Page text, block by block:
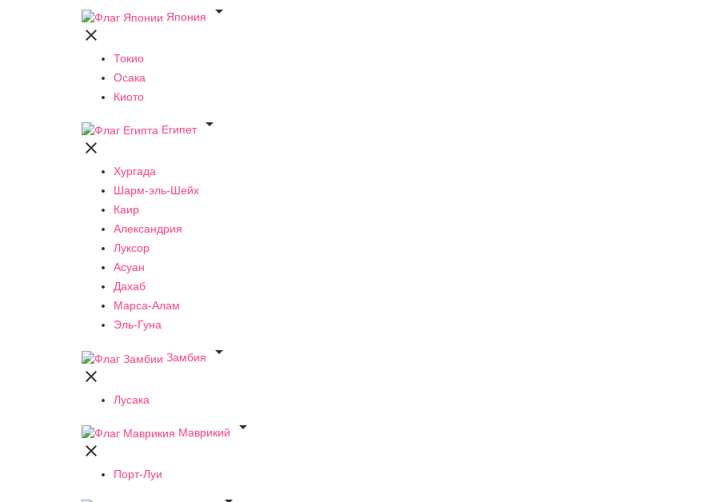
Япония


Токио
Осака
Киото
Египет


Хургада
Шарм-эль-Шейх
Каир
Александрия
Луксор
Асуан
Дахаб
Марса-Алам
Эль-Гуна
Замбия


Лусака
Маврикий


Порт-Луи